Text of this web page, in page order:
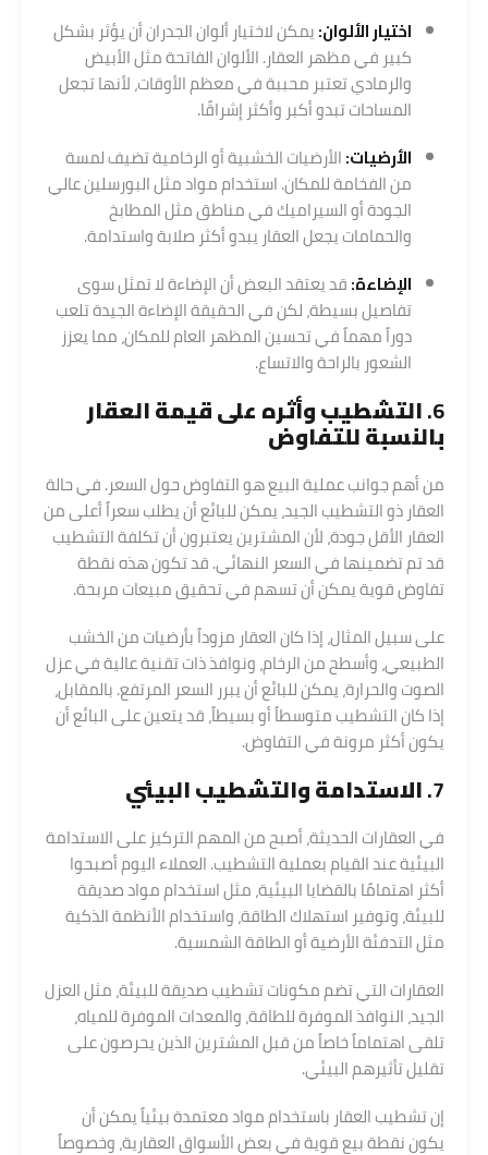
اختيار الألوان:يمكن لاختيار ألوان الجدران أن يؤثر بشكل
كبير في مظهر العقار. الألوان الفاتحة مثل الأبيض
والرمادي تعتبر محببة في معظم الأوقات، لأنها تجعل
المساحات تبدو أكبر وأكثر إشراقًا.
الأرضيات:الأرضيات الخشبية أو الرخامية تضيف لمسة
من الفخامة للمكان. استخدام مواد مثل البورسلين عالي
الجودة أو السيراميك في مناطق مثل المطابخ
والحمامات يجعل العقار يبدو أكثر صلابة واستدامة.
الإضاءة:قد يعتقد البعض أن الإضاءة لا تمثل سوى
تفاصيل بسيطة، لكن في الحقيقة الإضاءة الجيدة تلعب
دوراً مهماً في تحسين المظهر العام للمكان، مما يعزز
الشعور بالراحة والاتساع.
6. التشطيب وأثره على قيمة العقار
بالنسبة للتفاوض
من أهم جوانب عملية البيع هو التفاوض حول السعر. في حالة
العقار ذو التشطيب الجيد، يمكن للبائع أن يطلب سعراً أعلى من
العقار الأقل جودة، لأن المشترين يعتبرون أن تكلفة التشطيب
قد تم تضمينها في السعر النهائي. قد تكون هذه نقطة
تفاوض قوية يمكن أن تسهم في تحقيق مبيعات مربحة.
على سبيل المثال، إذا كان العقار مزوداً بأرضيات من الخشب
الطبيعي، وأسطح من الرخام، ونوافذ ذات تقنية عالية في عزل
الصوت والحرارة، يمكن للبائع أن يبرر السعر المرتفع. بالمقابل،
إذا كان التشطيب متوسطاً أو بسيطاً، قد يتعين على البائع أن
يكون أكثر مرونة في التفاوض.
7. الاستدامة والتشطيب البيئي
في العقارات الحديثة، أصبح من المهم التركيز على الاستدامة
البيئية عند القيام بعملية التشطيب. العملاء اليوم أصبحوا
أكثر اهتمامًا بالقضايا البيئية، مثل استخدام مواد صديقة
للبيئة، وتوفير استهلاك الطاقة، واستخدام الأنظمة الذكية
مثل التدفئة الأرضية أو الطاقة الشمسية.
العقارات التي تضم مكونات تشطيب صديقة للبيئة، مثل العزل
الجيد، النوافذ الموفرة للطاقة، والمعدات الموفرة للمياه،
تلقى اهتماماً خاصاً من قبل المشترين الذين يحرصون على
تقليل تأثيرهم البيئي.
إن تشطيب العقار باستخدام مواد معتمدة بيئياً يمكن أن
يكون نقطة بيع قوية في بعض الأسواق العقارية، وخصوصاً